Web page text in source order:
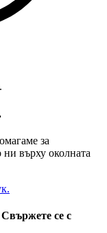
за
върху околната
се с